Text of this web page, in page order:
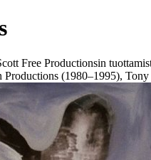
Free Productionsin
(1980–1995),